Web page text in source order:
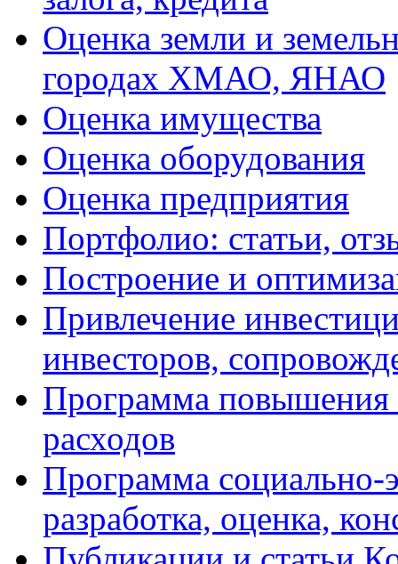
Оценка земли и
городах ХМАО, ЯНАО
Оценка имущества
Оценка оборудования
Оценка предприятия
Портфолио: статьи,
Построение и
Привлечение
инвесторов,
Программа
расходов
Программа социально-
разработка, оценка,